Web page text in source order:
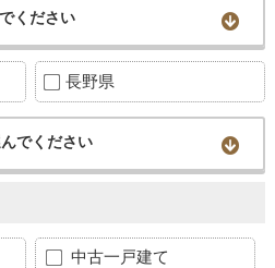
ください
長野県
でください
中古一戸建て